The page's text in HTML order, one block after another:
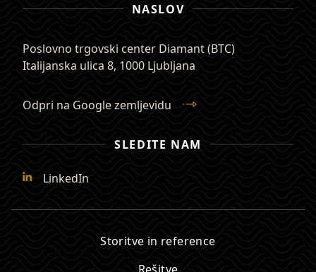
NASLOV
Poslovno trgovski center Diamant (BTC)
Italijanska ulica 8, 1000 Ljubljana
Odpri na Google zemljevidu
SLEDITE NAM
LinkedIn
Storitve in reference